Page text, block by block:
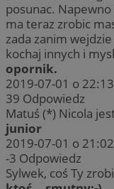
posunac.
ma teraz zrobic
zada zanim
kochaj innych i
opornik.
2019-07-01 o 22:13
39 Odpowiedz
Matuś (*) Nicola
junior
2019-07-01 o 21:02
-3 Odpowiedz
Sylwek, coś Ty